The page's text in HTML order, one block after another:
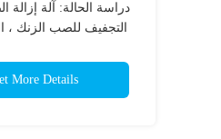
دراسة الحالة: آلة إزالة
More Details